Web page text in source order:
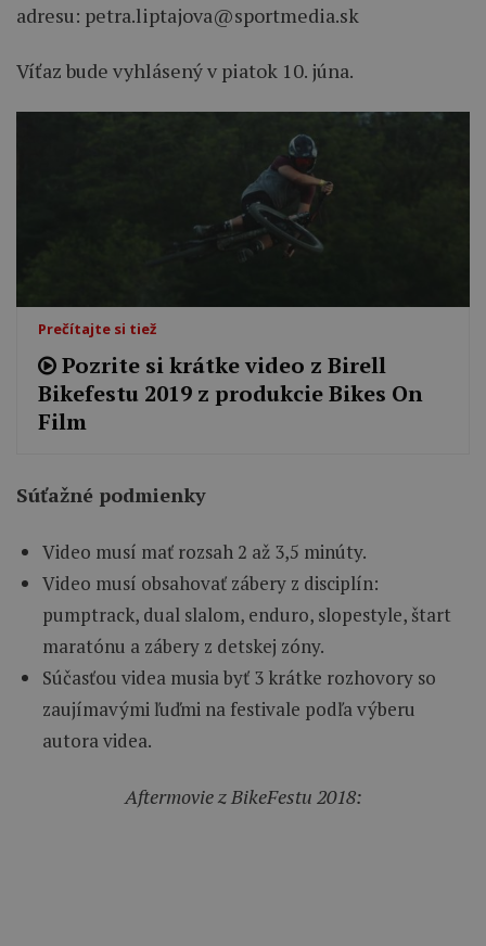
adresu: petra.liptajova@sportmedia.sk
Víťaz bude vyhlásený v piatok 10. júna.
Prečítajte si tiež
Pozrite si krátke video z Birell
Bikefestu 2019 z produkcie Bikes On
Film
Súťažné podmienky
Video musí mať rozsah 2 až 3,5 minúty.
Video musí obsahovať zábery z disciplín:
pumptrack, dual slalom, enduro, slopestyle, štart
maratónu a zábery z detskej zóny.
Súčasťou videa musia byť 3 krátke rozhovory so
zaujímavými ľuďmi na festivale podľa výberu
autora videa.
Aftermovie z BikeFestu 2018: